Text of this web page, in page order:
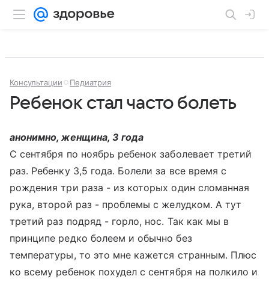
Консультации Педиатрия
Ребенок стал часто болеть
анонимно, женщина, 3 года
С сентября по ноябрь ребенок заболевает третий
раз. Ребенку 3,5 года. Болели за все время с
рождения три раза - из которых один сломанная
рука, второй раз - проблемы с желудком. А тут
третий раз подряд - горло, нос. Так как мы в
принципе редко болеем и обычно без
температуры, то это мне кажется странным. Плюс
ко всему ребенок похудел с сентября на полкило и